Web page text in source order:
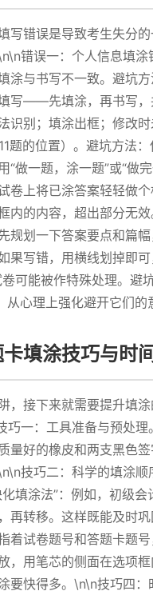
写错误是导致考生失分
错误一：个人信息填
涂与书写不一致。避坑
写——先填涂，再书写，
识别；填涂出框；修改
题的位置）。避坑方法
“做一题，涂一题”或“做
卷上将已涂答案轻轻做
内的内容，超出部分无
规划一下答案要点和篇
果写错，用横线划掉即
可能被作特殊处理。避
从心理上强化避开它们的
填涂技巧与时
，接下来就需要提升填
巧一：工具准备与预处
量好的橡皮和两支黑色
技巧二：科学的填涂
填涂法”：例如，初级
再转移。这样既能及时
着试卷题号和答题卡题
，用笔芯的侧面在选项
要快得多。\n\n技巧四